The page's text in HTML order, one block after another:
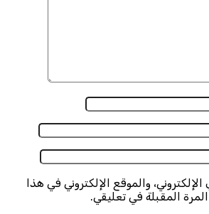
والموقع الإلكتروني في هذا
المقبلة في تعليقي.